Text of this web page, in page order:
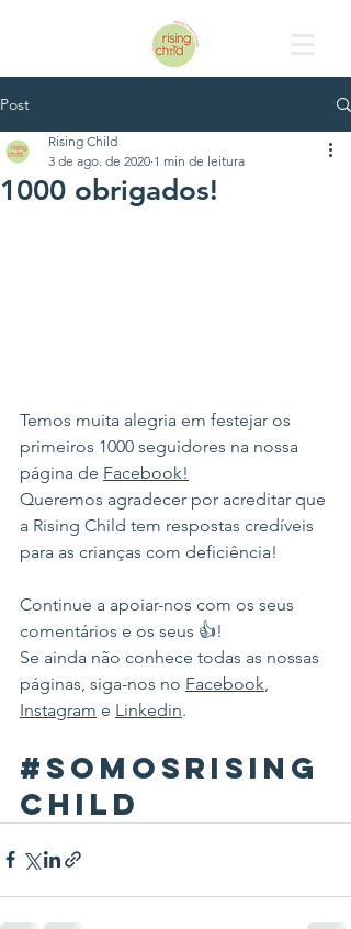
Post
1000 obrigados!
Rising Child
3 de ago. de 2020 1 min de leitura
Temos muita alegria em festejar os
primeiros 1000 seguidores na nossa
página de Facebook!
Queremos agradecer por acreditar que
a Rising Child tem respostas credíveis
para as crianças com deficiência!
Continue a apoiar-nos com os seus
comentários e os seus 👍!
Se ainda não conhece todas as nossas
páginas, siga-nos no Facebook
Instagram e Linkedin.
#somosrising
child